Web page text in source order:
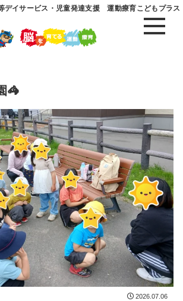
デイサービス・児童発達支援 運動療育こどもプラス
🦓
2026.07.06